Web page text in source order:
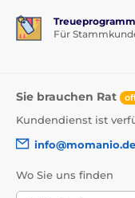
Treueprogramm
Für
Sie brauchen Rat
Kundendienst ist
info@momanio.de
Wo Sie uns finden